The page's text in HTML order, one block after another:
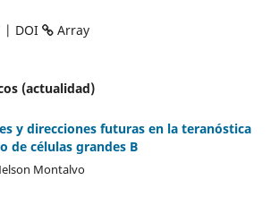
| DOI Array
(actualidad)
y direcciones futuras en la teranóstica
de células grandes B
Montalvo